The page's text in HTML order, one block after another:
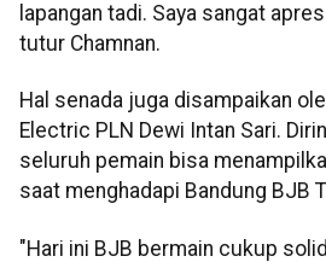
lapangan tadi. Saya sangat
tutur Chamnan.
Hal senada juga disampaikan
Electric PLN Dewi Intan Sari.
seluruh pemain bisa
saat menghadapi Bandung BJB
"Hari ini BJB bermain cukup